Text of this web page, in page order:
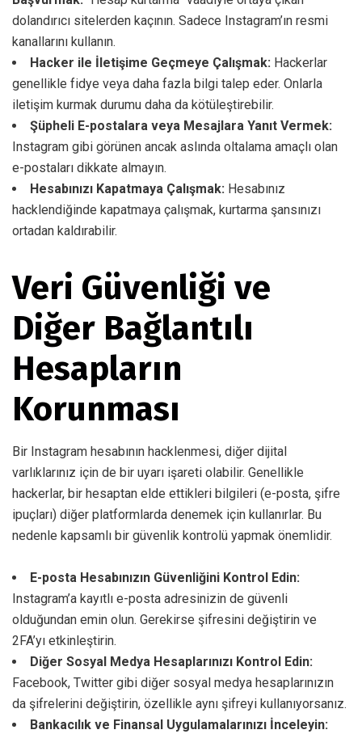
dolandırıcı sitelerden kaçının. Sadece Instagram’ın resmi
kanallarını kullanın.
Hacker ile İletişime Geçmeye Çalışmak: Hackerlar
genellikle fidye veya daha fazla bilgi talep eder. Onlarla
iletişim kurmak durumu daha da kötüleştirebilir.
Şüpheli E-postalara veya Mesajlara Yanıt Vermek:
Instagram gibi görünen ancak aslında oltalama amaçlı olan
e-postaları dikkate almayın.
Hesabınızı Kapatmaya Çalışmak: Hesabınız
hacklendiğinde kapatmaya çalışmak, kurtarma şansınızı
ortadan kaldırabilir.
Veri Güvenliği ve
Diğer Bağlantılı
Hesapların
Korunması
Bir Instagram hesabının hacklenmesi, diğer dijital
varlıklarınız için de bir uyarı işareti olabilir. Genellikle
hackerlar, bir hesaptan elde ettikleri bilgileri (e-posta, şifre
ipuçları) diğer platformlarda denemek için kullanırlar. Bu
nedenle kapsamlı bir güvenlik kontrolü yapmak önemlidir.
E-posta Hesabınızın Güvenliğini Kontrol Edin:
Instagram’a kayıtlı e-posta adresinizin de güvenli
olduğundan emin olun. Gerekirse şifresini değiştirin ve
2FA’yı etkinleştirin.
Diğer Sosyal Medya Hesaplarınızı Kontrol Edin:
Facebook, Twitter gibi diğer sosyal medya hesaplarınızın
da şifrelerini değiştirin, özellikle aynı şifreyi kullanıyorsanız.
Bankacılık ve Finansal Uygulamalarınızı İnceleyin: